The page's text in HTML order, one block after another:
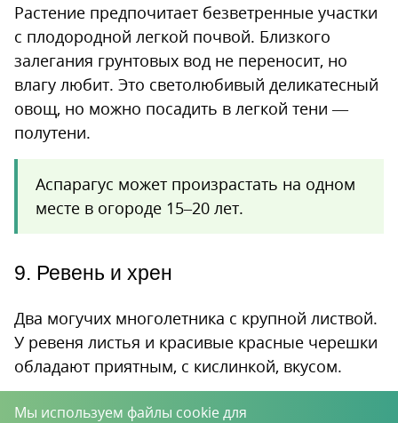
Растение предпочитает безветренные участки
с плодородной легкой почвой. Близкого
залегания грунтовых вод не переносит, но
влагу любит. Это светолюбивый деликатесный
овощ, но можно посадить в легкой тени —
полутени.
Аспарагус может произрастать на одном
месте в огороде 15–20 лет.
9. Ревень и хрен
Два могучих многолетника с крупной листвой.
У ревеня листья и красивые красные черешки
обладают приятным, с кислинкой, вкусом.
Мы используем файлы cookie для